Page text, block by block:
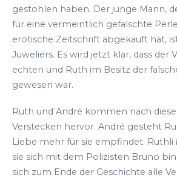
gestohlen haben. Der junge Mann,
für eine vermeintlich gefälschte
erotische Zeitschrift abgekauft hat,
Juweliers. Es wird jetzt klar, dass der
echten und Ruth im Besitz der
gewesen war.
Ruth und André kommen nach
Verstecken hervor. André gesteht
Liebe mehr für sie empfindet. Ruthli
sie sich mit dem Polizisten Bruno
sich zum Ende der Geschichte alle